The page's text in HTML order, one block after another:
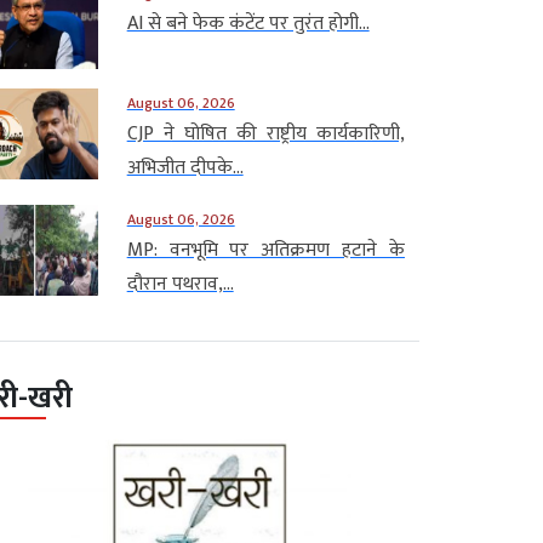
AI से बने फेक कंटेंट पर तुरंत होगी...
August 06, 2026
CJP ने घोषित की राष्ट्रीय कार्यकारिणी,
अभिजीत दीपके...
August 06, 2026
MP: वनभूमि पर अतिक्रमण हटाने के
दौरान पथराव,...
खरी